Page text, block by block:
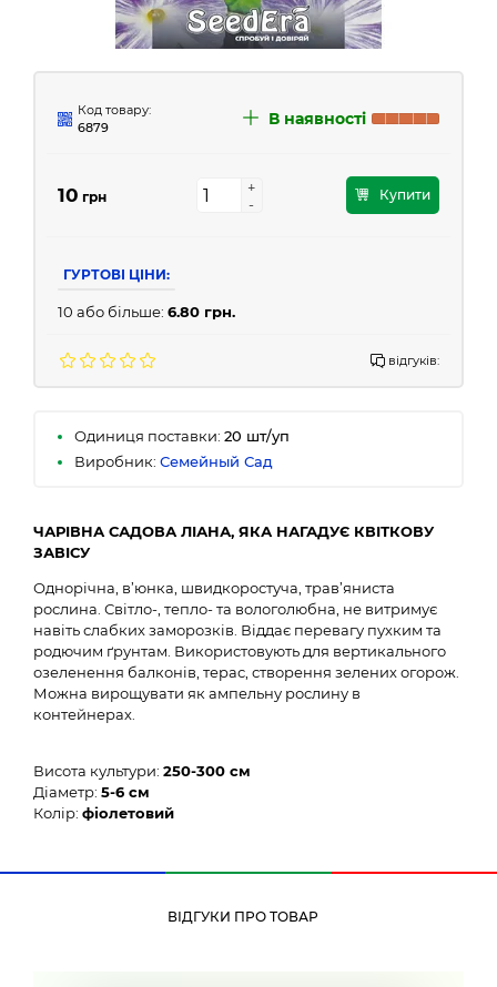
Код товару:
6879
В наявності
10 грн
+
-
+
-
Купити
ГУРТОВІ ЦІНИ:
10 або більше: 6.80 грн.
відгуків:
Одиниця поставки: 20 шт/уп
Виробник: Семейный Сад
ЧАРІВНА САДОВА ЛІАНА, ЯКА НАГАДУЄ КВІТКОВУ
ЗАВІСУ
Однорічна, в’юнка, швидкоростуча, трав’яниста
рослина. Світло-, тепло- та вологолюбна, не витримує
навіть слабких заморозків. Віддає перевагу пухким та
родючим ґрунтам. Використовують для вертикального
озеленення балконів, терас, створення зелених огорож.
Можна вирощувати як ампельну рослину в
контейнерах.
Висота культури: 250-300 см
Діаметр: 5-6 см
Колір: фіолетовий
ВІДГУКИ ПРО ТОВАР